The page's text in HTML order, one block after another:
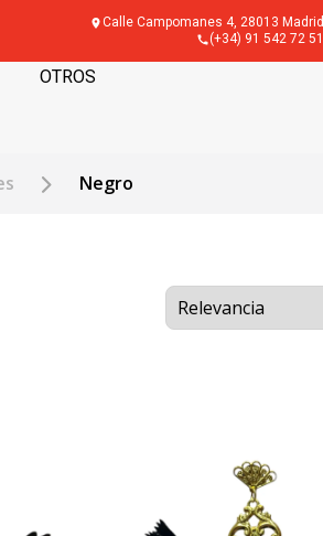
Calle Campomanes 4, 28013 Madrid
(+34) 91 542 72 51
OTROS
Negro